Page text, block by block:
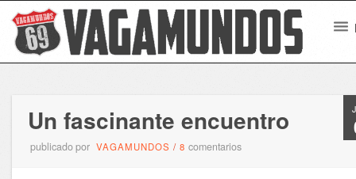
Un fascinante encuentro
publicado por VAGAMUNDOS /8comentarios